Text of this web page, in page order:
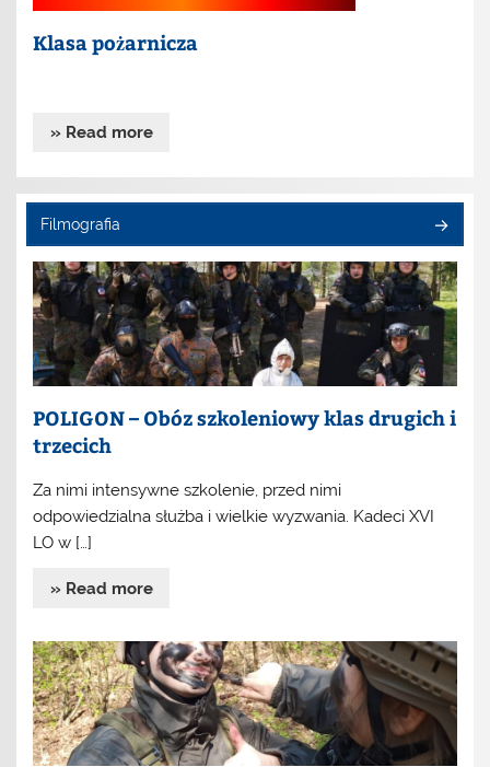
Klasa pożarnicza
» Read more
Filmografia
POLIGON – Obóz szkoleniowy klas drugich i
trzecich
Za nimi intensywne szkolenie, przed nimi
odpowiedzialna służba i wielkie wyzwania. Kadeci XVI
LO w […]
» Read more